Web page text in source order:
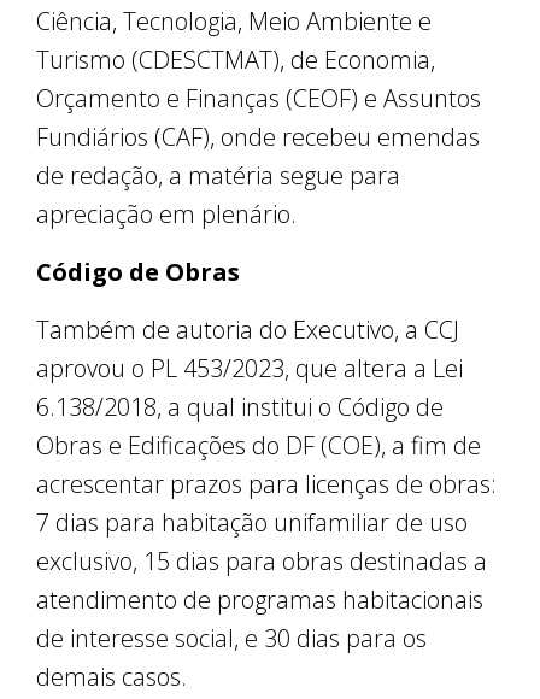
Ciência, Tecnologia, Meio Ambiente e
Turismo (CDESCTMAT), de Economia,
Orçamento e Finanças (CEOF) e Assuntos
Fundiários (CAF), onde recebeu emendas
de redação, a matéria segue para
apreciação em plenário.
Código de Obras
Também de autoria do Executivo, a CCJ
aprovou o PL 453/2023, que altera a Lei
6.138/2018, a qual institui o Código de
Obras e Edificações do DF (COE), a fim de
acrescentar prazos para licenças de obras:
7 dias para habitação unifamiliar de uso
exclusivo, 15 dias para obras destinadas a
atendimento de programas habitacionais
de interesse social, e 30 dias para os
demais casos.